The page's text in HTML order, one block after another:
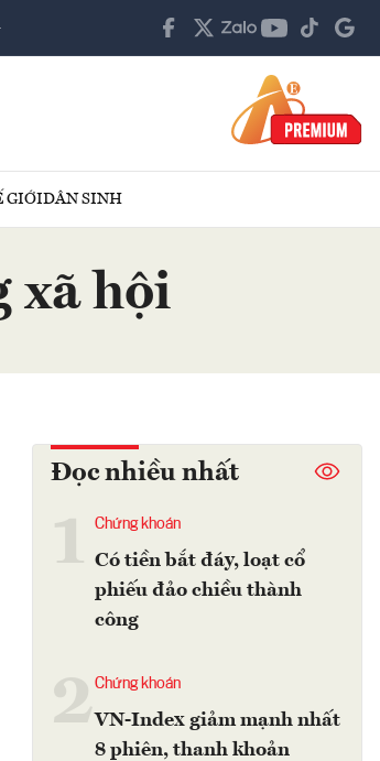
GIỚIDÂN SINH
xã hội
Đọc nhiều nhất
Chứng khoán
Có tiền bắt đáy, loạt cổ
phiếu đảo chiều thành
công
2Chứng khoán
VN-Index giảm mạnh nhất
8 phiên, thanh khoản